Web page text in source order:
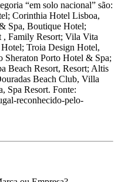
“em solo nacional” são:
Corinthia Hotel Lisboa,
Spa, Boutique Hotel;
, Family Resort; Vila Vita
Troia Design Hotel,
Sheraton Porto Hotel & Spa;
Beach Resort, Resort; Altis
Beach Club, Villa
Spa Resort. Fonte:
reconhecido-pelo-